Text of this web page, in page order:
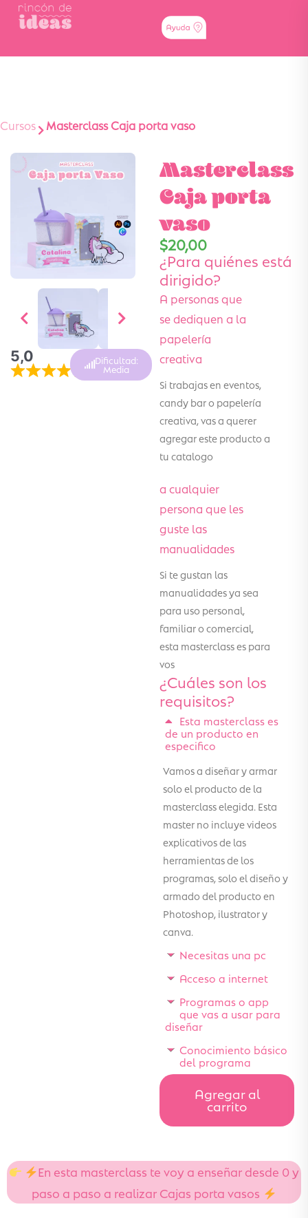
Cursos Masterclass Caja porta vaso
5,0 Dificultad:
Media
Masterclass
Caja porta
vaso
$20,00
¿Para quiénes está
dirigido?
A personas que
se dediquen a la
papelería
creativa
Si trabajas en eventos,
candy bar o papelería
creativa, vas a querer
agregar este producto a
tu catalogo
a cualquier
persona que les
guste las
manualidades
Si te gustan las
manualidades ya sea
para uso personal,
familiar o comercial,
esta masterclass es para
vos
¿Cuáles son los
requisitos?
Esta masterclass es
de un producto en
especifico
Vamos a diseñar y armar
solo el producto de la
masterclass elegida. Esta
master no incluye videos
explicativos de las
herramientas de los
programas, solo el diseño y
armado del producto en
Photoshop, ilustrator y
canva.
Necesitas una pc
Acceso a internet
Programas o app
que vas a usar para
diseñar
Conocimiento básico
del programa
Agregar al
carrito
En esta masterclass te voy a enseñar desde 0 y
paso a paso a realizar Cajas porta vasos